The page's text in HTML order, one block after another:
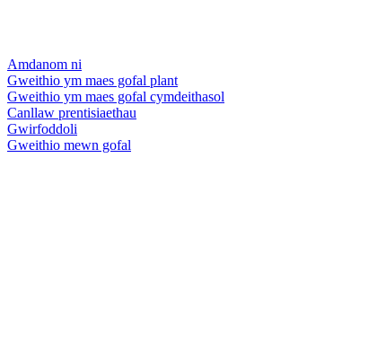
Amdanom ni
Gweithio ym maes gofal plant
Gweithio ym maes gofal cymdeithasol
Canllaw prentisiaethau
Gwirfoddoli
Gweithio mewn gofal